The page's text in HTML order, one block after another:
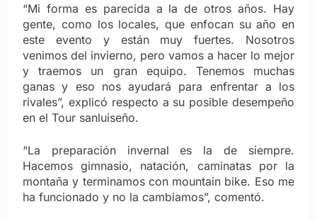
“Mi forma es parecida a la de otros años. Hay
gente, como los locales, que enfocan su año en
este evento y están muy fuertes. Nosotros
venimos del invierno, pero vamos a hacer lo mejor
y traemos un gran equipo. Tenemos muchas
ganas y eso nos ayudará para enfrentar a los
rivales”, explicó respecto a su posible desempeño
en el Tour sanluiseño.
“La preparación invernal es la de siempre.
Hacemos gimnasio, natación, caminatas por la
montaña y terminamos con mountain bike. Eso me
ha funcionado y no la cambiamos”, comentó.